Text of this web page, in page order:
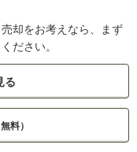
却をお考えなら、まず
ださい。
る
無料）